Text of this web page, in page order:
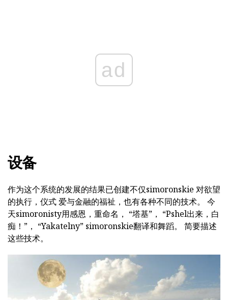
ad
设备
作为这个系统的发展的结果已创建不仅simoronskie 对欲望
的执行，仪式 爱与金融的福祉，也有各种不同的技术。 今
天simoronisty用感恩，重命名， “塔基”， “Pshel出来，白
痴！”， “Yakatelny” simoronskie翻译和舞蹈。 简要描述
这些技术。